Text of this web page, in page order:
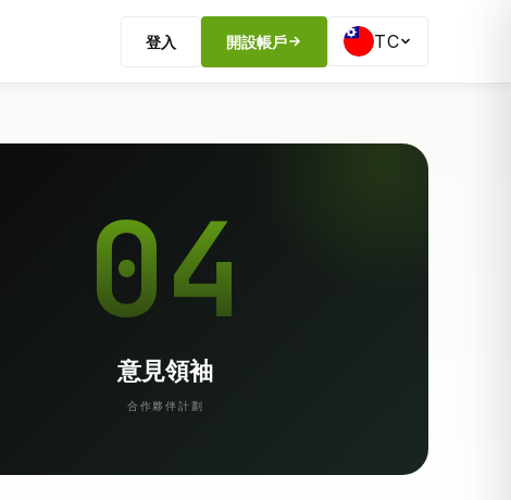
登入 開設帳戶 TC
04
意見領袖
合作夥伴計劃